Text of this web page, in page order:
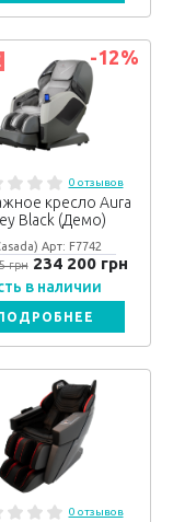
-12%
0 отзывов
кресло Aura
Black (Демо)
Арт: F7742
грн234 200 грн
в наличии
0 отзывов